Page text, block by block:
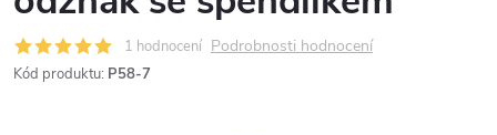
1 hodnocení Podrobnosti hodnocení
Kód produktu: P58-7